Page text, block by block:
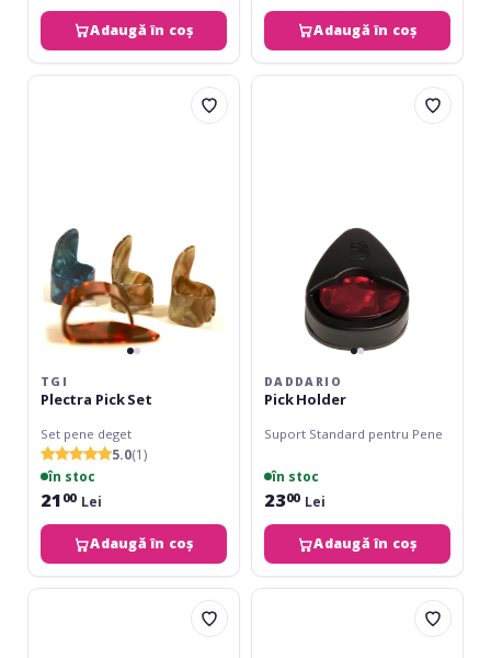
Adaugă în coș Adaugă în coș
TGI
TGI
Plectra Pick Set
Set pene deget
5.0(1)
în stoc
21 00 Lei
Adaugă în coș
Daddario
DADDARIO
Pick Holder
Suport Standard pentru Pene
în stoc
2300 Lei
Adaugă în coș
Pure
Ernie